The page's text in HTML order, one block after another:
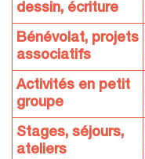
dessin, écriture
Bénévolat, projets
associatifs
Activités en petit
groupe
Stages, séjours,
ateliers